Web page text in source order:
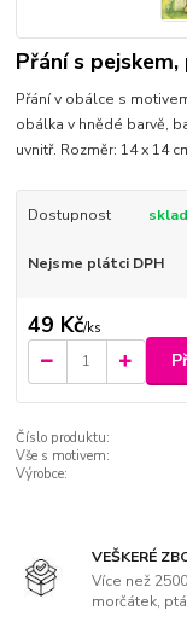
Přání s pejskem,
Přání v obálce s
obálka v hnědé barvě,
uvnitř. Rozměr: 14 x 14
Dostupnost
Nejsme plátci DPH
49 Kč/ks
Číslo produktu:
Vše s motivem:
Výrobce:
VEŠKERÉ
Více než
morčátek,